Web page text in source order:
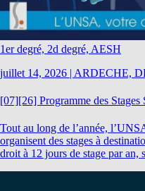
1er degré, 2d degré, AESH
juillet 14, 2026 | ARDECHE,
[07][26] Programme des
Tout au long de l’année,
organisent des stages à
droit à 12 jours de stage par